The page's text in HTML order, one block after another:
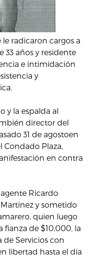
le radicaron cargos a
33 años y residente
e intimidación
y
y la espalda al
director del
31 de agostoen
Condado Plaza,
en contra
Ricardo
y sometido
quien luego
fianza de $10,000, la
de Servicios con
libertad hasta el día